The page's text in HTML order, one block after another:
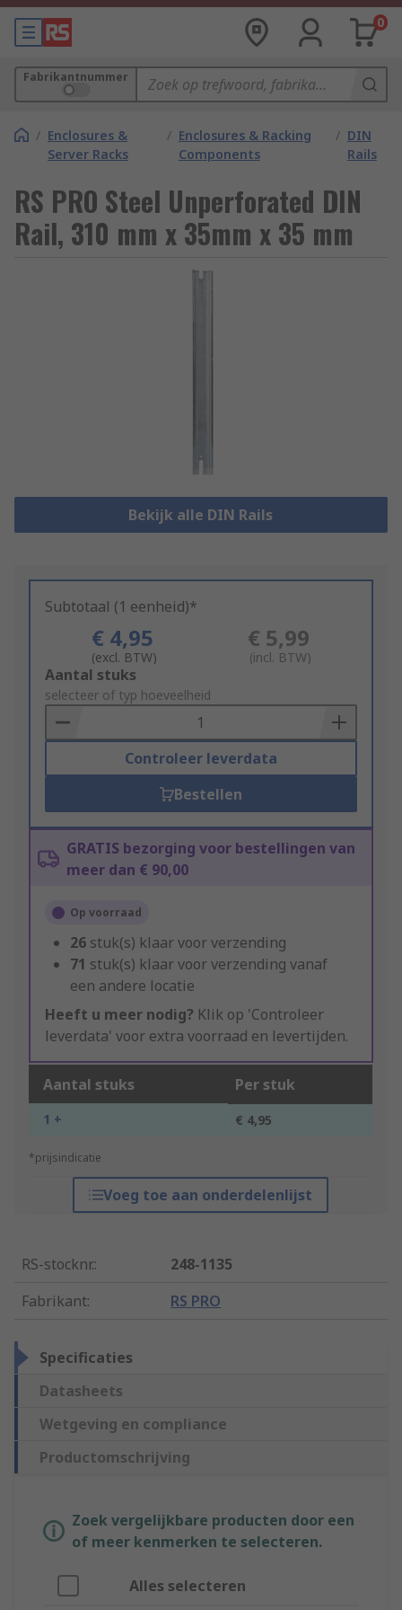
0
Fabrikantnummer
/ Enclosures &
Server Racks
/ Enclosures & Racking
Components
/ DIN
Rails
RS PRO Steel Unperforated DIN
Rail, 310 mm x 35mm x 35 mm
Bekijk alle DIN Rails
Subtotaal (1 eenheid)*
€ 4,95
(excl. BTW)
€ 5,99
(incl. BTW)
Add
to
Basket
Aantal stuks
selecteer of typ hoeveelheid
Controleer leverdata
Bestellen
GRATIS bezorging voor bestellingen van
meer dan € 90,00
Op voorraad
26 stuk(s) klaar voor verzending
71 stuk(s) klaar voor verzending vanaf
een andere locatie
Heeft u meer nodig? Klik op 'Controleer
leverdata' voor extra voorraad en levertijden.
Aantal stuks Per stuk
1 + € 4,95
*prijsindicatie
Voeg toe aan onderdelenlijst
RS-stocknr.:
248-1135
Fabrikant: RS PRO
Specificaties
Datasheets
Wetgeving en compliance
Productomschrijving
Zoek vergelijkbare producten door een
of meer kenmerken te selecteren.
Alles selecteren